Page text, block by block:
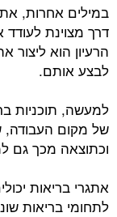
במילים אחרות,
דרך מצוינת
הרעיון הוא ליצור
לבצע אותם.
למעשה, תוכניות
של מקום העבודה,
וכתוצאה מכך גם
אתגרי בריאות
לתחומי בריאות